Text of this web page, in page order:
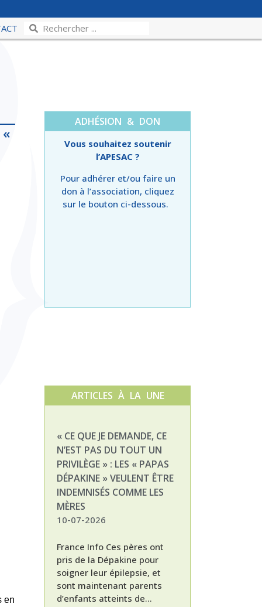
en
ADHÉSION & DON
Vous souhaitez soutenir
l’APESAC ?
Pour adhérer et/ou faire un
don à l’association, cliquez
sur le bouton ci-dessous.
ARTICLES À LA UNE
« CE QUE JE DEMANDE, CE
N’EST PAS DU TOUT UN
PRIVILÈGE » : LES « PAPAS
DÉPAKINE » VEULENT ÊTRE
INDEMNISÉS COMME LES
MÈRES
10-07-2026
France Info Ces pères ont
pris de la Dépakine pour
soigner leur épilepsie, et
sont maintenant parents
d’enfants atteints de...